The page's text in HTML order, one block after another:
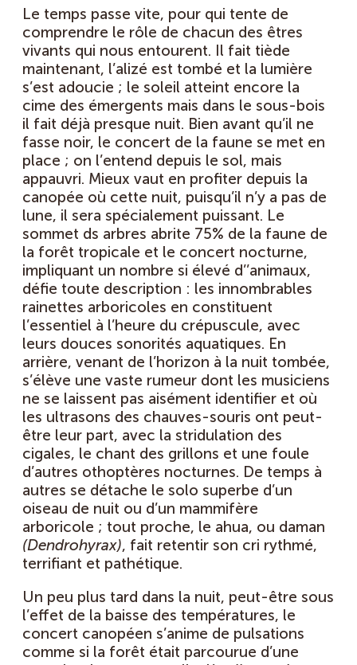
Le temps passe vite, pour qui tente de
comprendre le rôle de chacun des êtres
vivants qui nous entourent. Il fait tiède
maintenant, l’alizé est tombé et la lumière
s’est adoucie ; le soleil atteint encore la
cime des émergents mais dans le sous-bois
il fait déjà presque nuit. Bien avant qu’il ne
fasse noir, le concert de la faune se met en
place ; on l’entend depuis le sol, mais
appauvri. Mieux vaut en profiter depuis la
canopée où cette nuit, puisqu’il n’y a pas de
lune, il sera spécialement puissant. Le
sommet ds arbres abrite 75% de la faune de
la forêt tropicale et le concert nocturne,
impliquant un nombre si élevé d’’animaux,
défie toute description : les innombrables
rainettes arboricoles en constituent
l’essentiel à l’heure du crépuscule, avec
leurs douces sonorités aquatiques. En
arrière, venant de l’horizon à la nuit tombée,
s’élève une vaste rumeur dont les musiciens
ne se laissent pas aisément identifier et où
les ultrasons des chauves-souris ont peut-
être leur part, avec la stridulation des
cigales, le chant des grillons et une foule
d’autres othoptères nocturnes. De temps à
autres se détache le solo superbe d’un
oiseau de nuit ou d’un mammifère
arboricole ; tout proche, le ahua, ou daman
(Dendrohyrax), fait retentir son cri rythmé,
terrifiant et pathétique.
Un peu plus tard dans la nuit, peut-être sous
l’effet de la baisse des températures, le
concert canopéen s’anime de pulsations
comme si la forêt était parcourue d’une